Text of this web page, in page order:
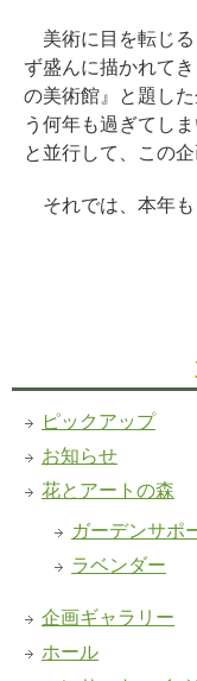
美術に目を転じ
ず盛んに描かれて
の美術館』と題し
う何年も過ぎてし
と並行して、この
それでは、本年も
ピックアップ
お知らせ
花とアートの森
ガーデンサポ
ラベンダー
企画ギャラリー
ホール